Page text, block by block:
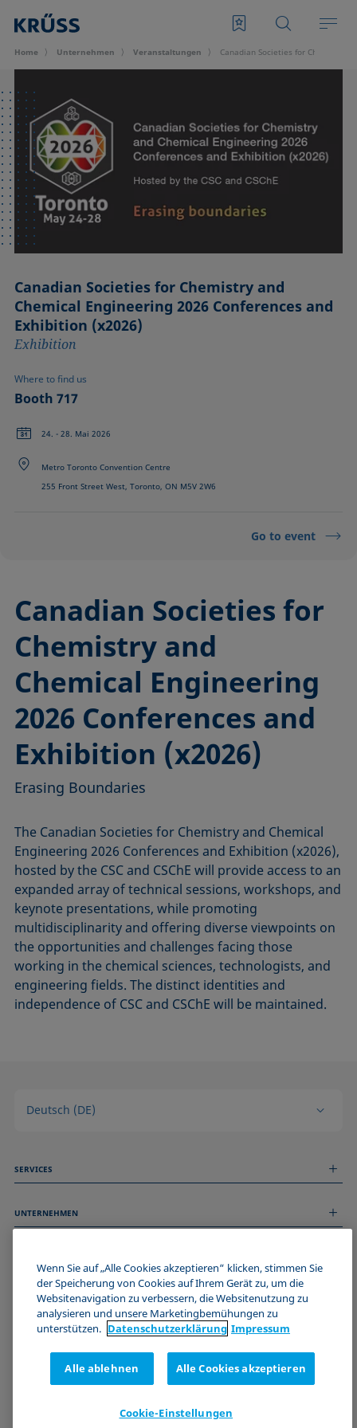
Home Unternehmen Veran­staltungen Canadian Societies for Chemistry
Canadian Societies for Chemistry and
Chemical Engineering 2026 Conferences and
Exhibition (x2026)
Exhibition
Where to find us
Booth 717
24. - 28. Mai 2026
Metro Toronto Convention Centre
255 Front Street West, Toronto, ON M5V 2W6
Go to event
Canadian Societies for
Chemistry and
Chemical Engineering
2026 Conferences and
Exhibition (x2026)
Erasing Boundaries
The Canadian Societies for Chemistry and Chemical
Engineering 2026 Conferences and Exhibition (x2026),
hosted by the CSC and CSChE will provide access to an
expanded array of technical sessions, workshops, and
keynote presentations, while promoting
multidisciplinarity and offering diverse viewpoints on
the opportunities and challenges facing those
working in the chemical sciences, technologists, and
engineering fields. The distinct identities and
independence of CSC and CSChE will be maintained.
Deutsch (DE)
SERVICES
Technischer Service
UNTERNEHMEN
Stellenangebote
Events
Impressum
Datenschutzerklärung
Cookie-Richtlinie
Zertifizierungen (ISO 9001)
Newsletter-Anmeldung
WERDE TEIL DER KRÜSS COMMUNITY
Wenn Sie auf „Alle Cookies akzeptieren“ klicken, stimmen Sie
der Speicherung von Cookies auf Ihrem Gerät zu, um die
Websitenavigation zu verbessern, die Websitenutzung zu
analysieren und unsere Marketingbemühungen zu
unterstützen. Datenschutz­erklärung Impressum
Alle ablehnen Alle Cookies akzeptieren
Cookie-Einstellungen